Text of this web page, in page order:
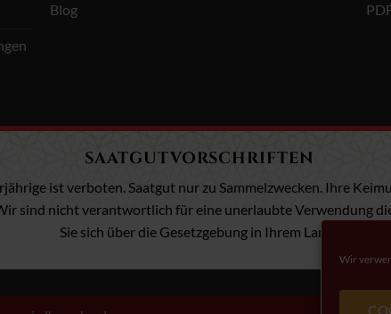
Wir
Blog
SAATGUTVORSCHRIFTEN
ist verboten. Saatgut nur zu Sammelzwecken. Ihre
sind nicht verantwortlich für eine unerlaubte Verwendung
Sie sich über die Gesetzgebung in Ihrem Land.